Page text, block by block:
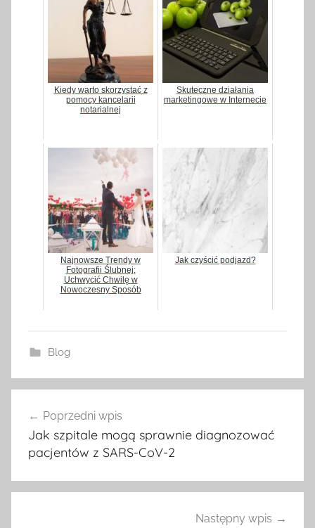
Kiedy warto skorzystać z
pomocy kancelarii
notarialnej
Skuteczne działania
marketingowe w Internecie
Najnowsze Trendy w
Fotografii Ślubnej:
Uchwycić Chwilę w
Nowoczesny Sposób
Jak czyścić podjazd?
Blog
Nawigacja
wpisu
Poprzedni wpis
Jak szpitale mogą sprawnie diagnozować
pacjentów z SARS-CoV-2
Następny wpis